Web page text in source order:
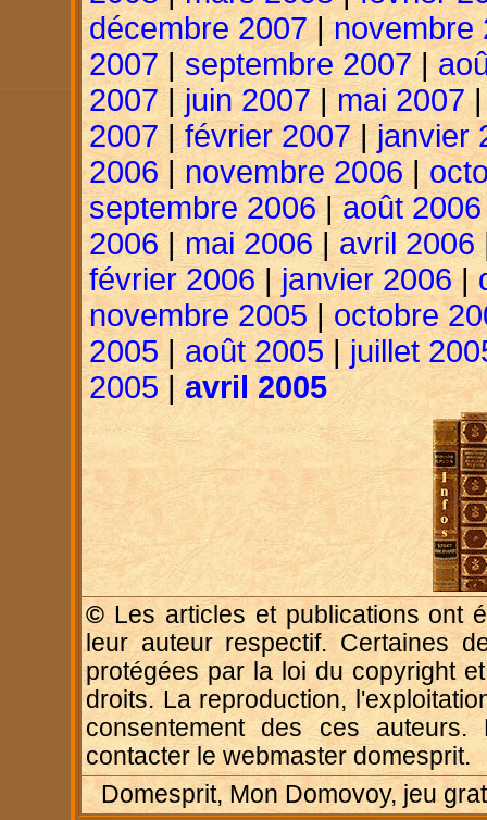
décembre 2007|novembre
2007 | septembre 2007|
2007|juin 2007|mai 2007
2007| février 2007 |janvier
2006 | novembre 2006 |
septembre 2006|août 2006
2006|mai 2006 |avril 2006
février 2006|janvier 2006|
novembre 2005 |octobre
2005 | août 2005 | juillet
2005| avril 2005
© Les articles et publications ont
leur auteur respectif. Certaines
protégées par la loi du copyright
droits. La reproduction,
consentement des ces auteurs.
contacter le webmaster domesprit.
Domesprit, Mon Domovoy, jeu